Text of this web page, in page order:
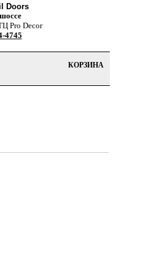
Doors
Pro Decor
4745
КОРЗИНА